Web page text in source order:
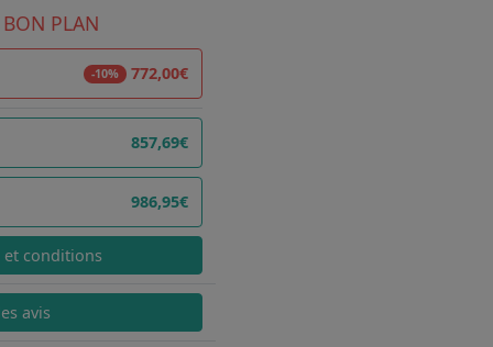
PLAN
-10% 772,00€
857,69€
986,95€
conditions
avis